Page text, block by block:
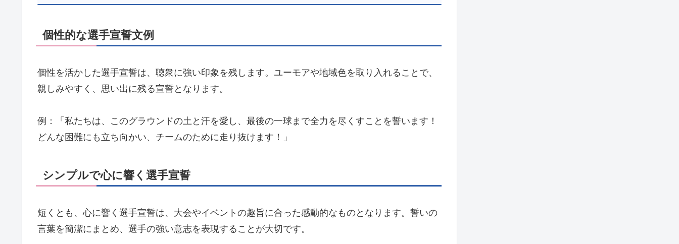
個性的な選手宣誓文例
個性を活かした選手宣誓は、聴衆に強い印象を残します。ユーモアや地域色を取り入れることで、
親しみやすく、思い出に残る宣誓となります。
例：「私たちは、このグラウンドの土と汗を愛し、最後の一球まで全力を尽くすことを誓います！
どんな困難にも立ち向かい、チームのために走り抜けます！」
シンプルで心に響く選手宣誓
短くとも、心に響く選手宣誓は、大会やイベントの趣旨に合った感動的なものとなります。誓いの
言葉を簡潔にまとめ、選手の強い意志を表現することが大切です。